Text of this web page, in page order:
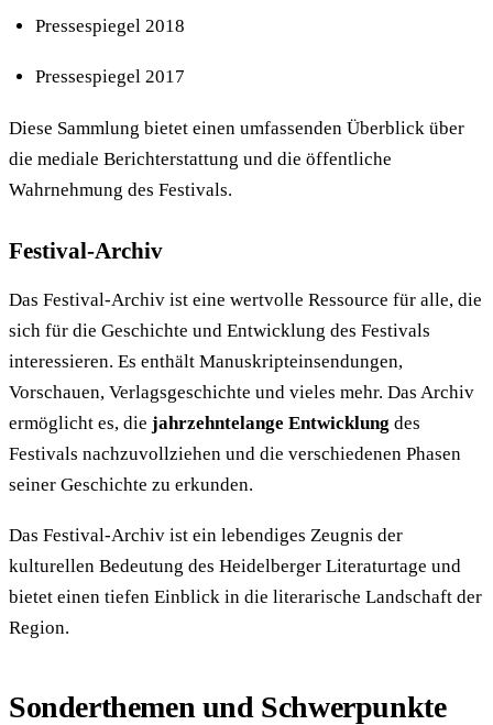
Pressespiegel 2018
Pressespiegel 2017
Diese Sammlung bietet einen umfassenden Überblick über
die mediale Berichterstattung und die öffentliche
Wahrnehmung des Festivals.
Festival-Archiv
Das Festival-Archiv ist eine wertvolle Ressource für alle, die
sich für die Geschichte und Entwicklung des Festivals
interessieren. Es enthält Manuskripteinsendungen,
Vorschauen, Verlagsgeschichte und vieles mehr. Das Archiv
ermöglicht es, die jahrzehntelange Entwicklung des
Festivals nachzuvollziehen und die verschiedenen Phasen
seiner Geschichte zu erkunden.
Das Festival-Archiv ist ein lebendiges Zeugnis der
kulturellen Bedeutung des Heidelberger Literaturtage und
bietet einen tiefen Einblick in die literarische Landschaft der
Region.
Sonderthemen und Schwerpunkte